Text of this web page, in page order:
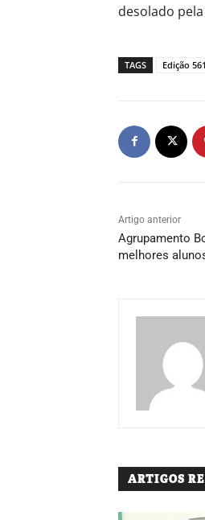
desolado
TAGS Edição
Artigo anterior
Agrupamento
melhores
ARTIGOS